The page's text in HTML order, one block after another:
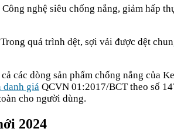
nghệ siêu chống nắng, giảm hấp
quá trình dệt, sợi vải được dệt
các dòng sản phẩm chống nắng của
danh giá QCVN 01:2017/BCT theo số
cho người dùng.
2024